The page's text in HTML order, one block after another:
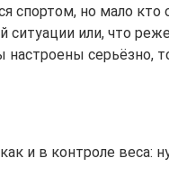
спортом, но мало кто
или, что
серьёзно,
и в контроле веса: